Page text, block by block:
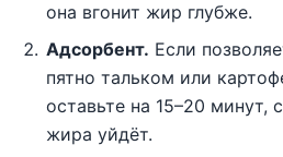
она вгонит жир глубже.
Адсорбент. Если
пятно тальком или
оставьте на 15–20 минут,
жира уйдёт.